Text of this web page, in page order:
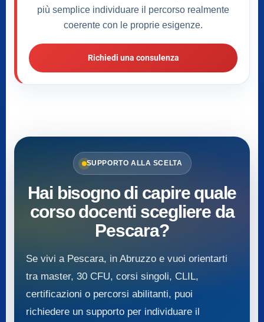
più semplice individuare il percorso realmente
coerente con le proprie esigenze.
Richiedi una consulenza
SUPPORTO ALLA SCELTA
Hai bisogno di capire quale
corso docenti scegliere da
Pescara?
Se vivi a Pescara, in Abruzzo e vuoi orientarti
tra master, 30 CFU, corsi singoli, CLIL,
certificazioni o percorsi abilitanti, puoi
richiedere un supporto per individuare il